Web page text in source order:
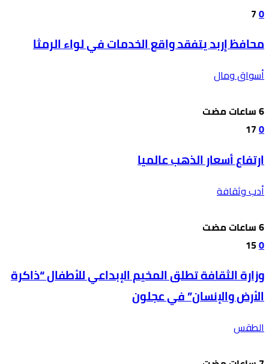
0
7
محافظ إربد يتفقد واقع الخدمات في لواء الرمثا
أسواق ومال
0
17
ارتفاع أسعار الذهب عالميا
أدب وثقافة
0
15
وزارة الثقافة تطلق المخيم الإبداعي للأطفال “ذاكرة
الأرض والإنسان” في عجلون
الطقس